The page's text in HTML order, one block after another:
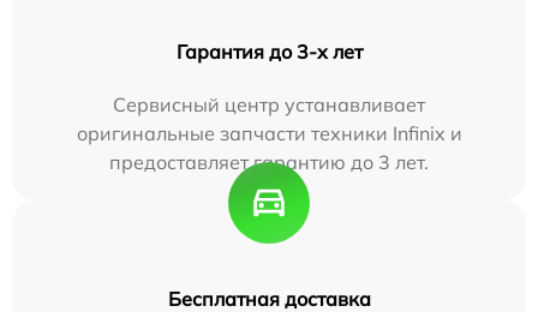
Гарантия до 3-х лет
Сервисный центр устанавливает
оригинальные запчасти техники Infinix и
предоставляет гарантию до 3 лет.
Бесплатная доставка